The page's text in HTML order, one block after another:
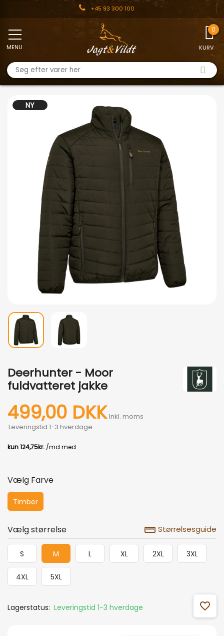
+45 93 300 100
KURV
MENU
NY
Deerhunter - Moor
fuldvatteret jakke
499,00 DKK Inkl. moms
Leveringstid 1-3 hverdage
Vælg Farve
Timber
Vælg størrelse straighten Størrelsesguide
S M L XL 2XL 3XL
4XL 5XL
Lagerstatus: Leveringstid 1-3 hverdage favorite_outline